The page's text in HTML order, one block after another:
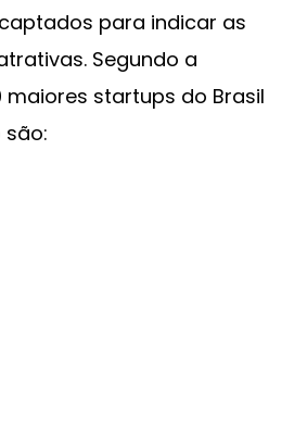
para indicar as
Segundo a
maiores startups do Brasil
são: